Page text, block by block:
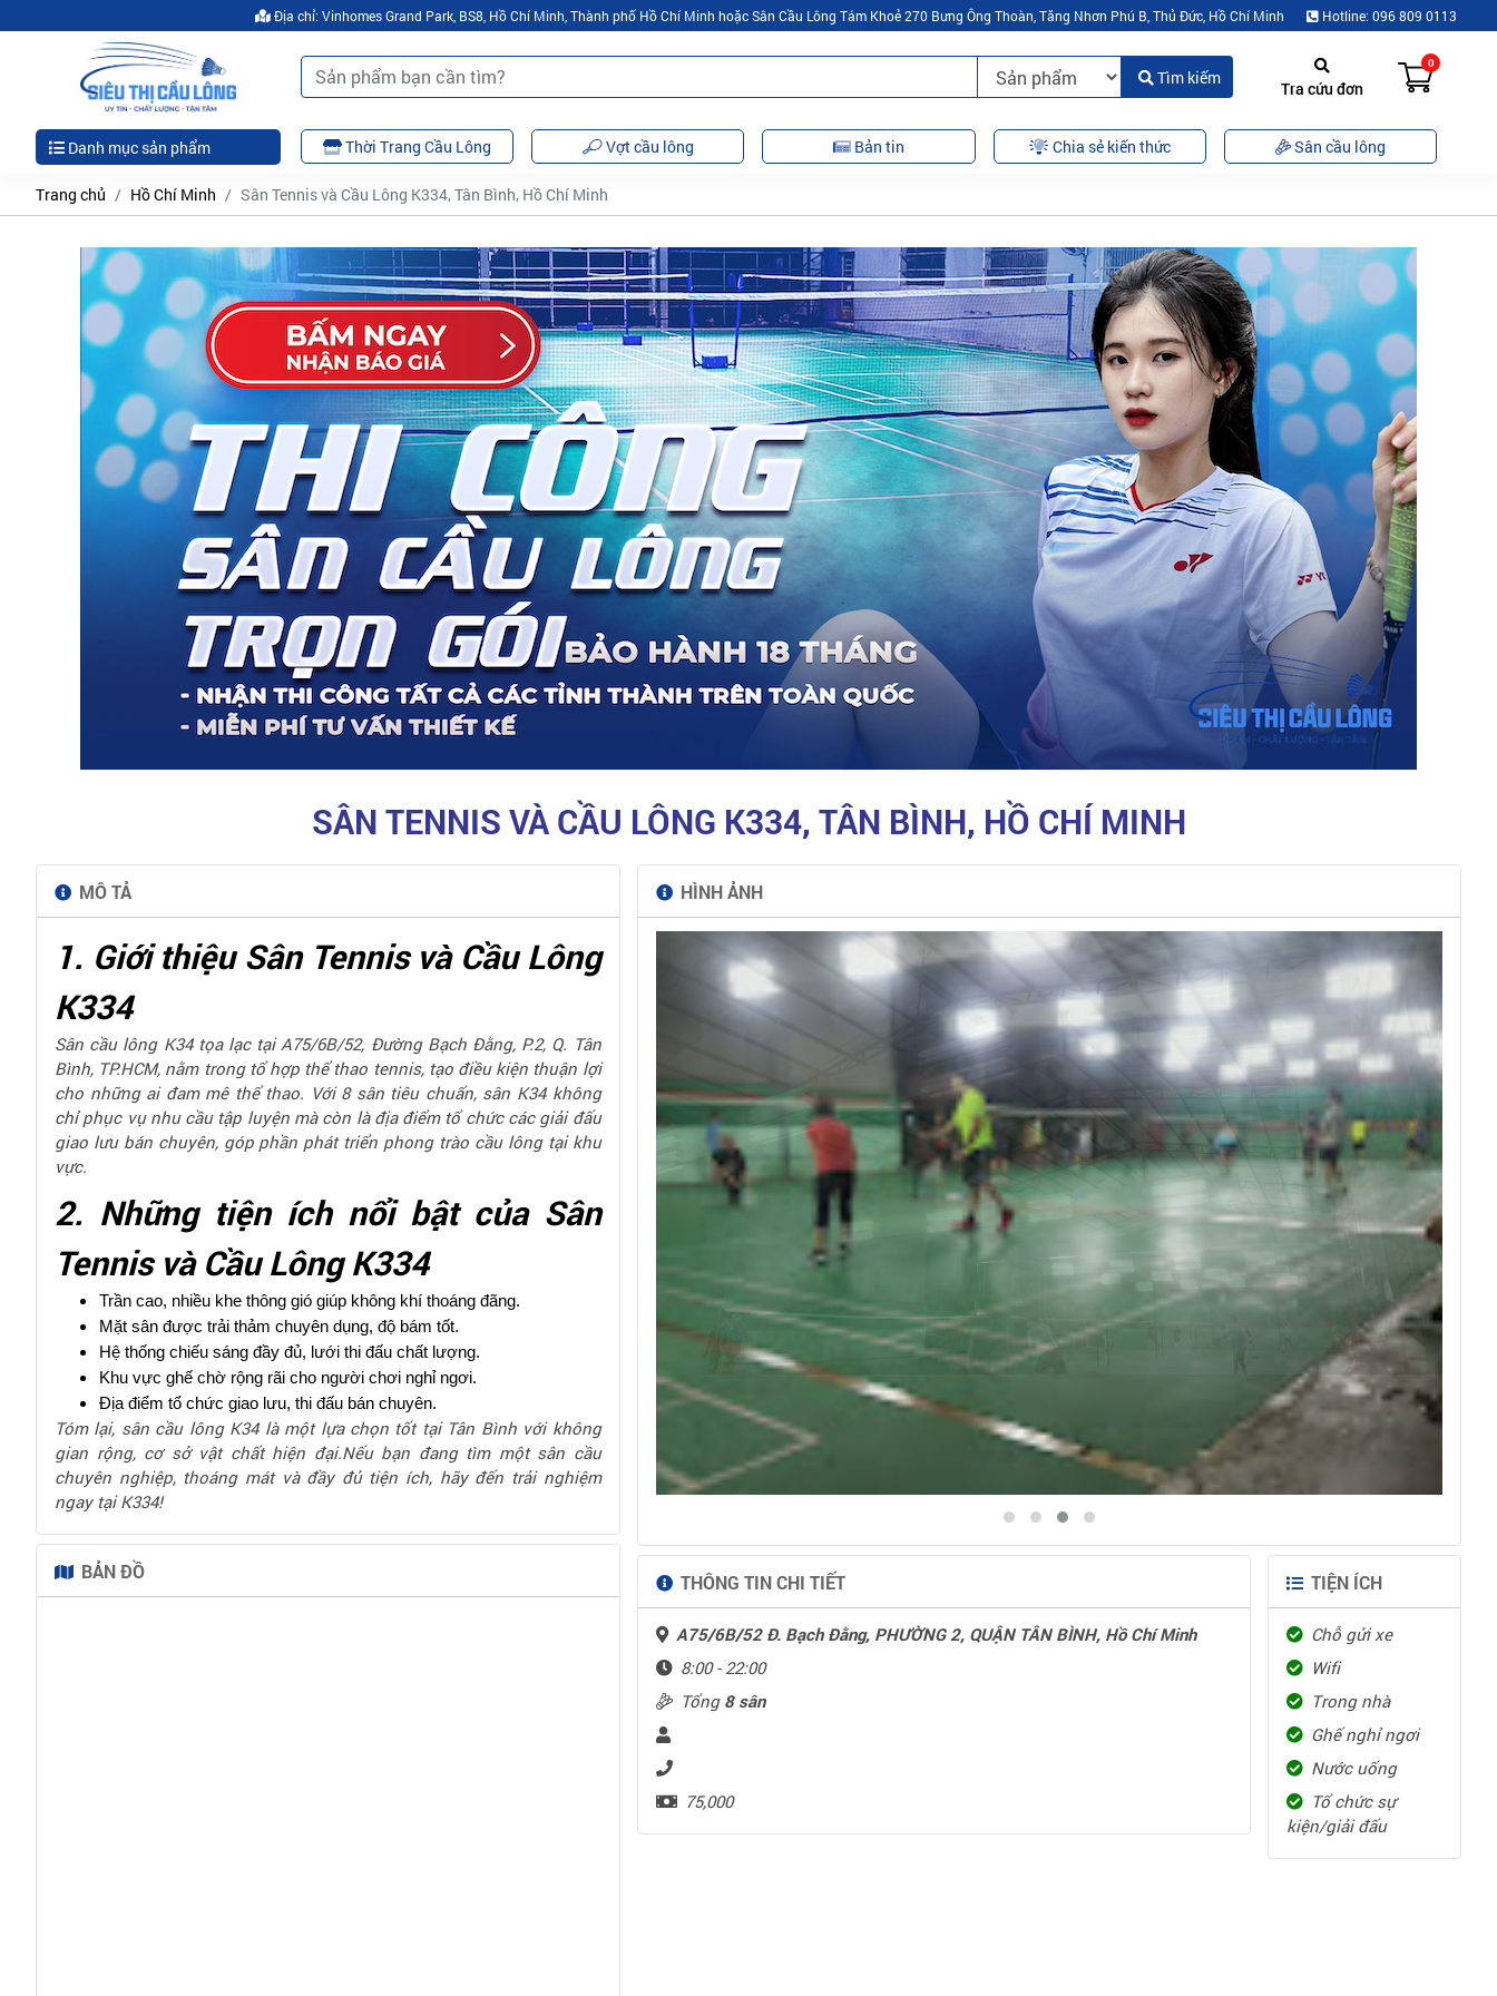
Địa chỉ: Vinhomes Grand Park, BS8, Hồ Chí Minh, Thành phố Hồ Chí Minh hoặc Sân Cầu Lông Tám Khoẻ 270 Bưng Ông Thoàn, Tăng Nhơn Phú B, Thủ Đức, Hồ Chí Minh Hotline: 096 809 0113
Tìm kiếm
Tra cứu đơn
0
Danh mục sản phẩm Thời Trang Cầu Lông Vợt cầu lông Bản tin Chia sẻ kiến thức Sân cầu lông
Trang chủ Hồ Chí Minh Sân Tennis và Cầu Lông K334, Tân Bình, Hồ Chí Minh
SÂN TENNIS VÀ CẦU LÔNG K334, TÂN BÌNH, HỒ CHÍ MINH
MÔ TẢ
1. Giới thiệu Sân Tennis và Cầu Lông
K334
Sân cầu lông K34 tọa lạc tại A75/6B/52, Đường Bạch Đằng, P.2, Q. Tân
Bình, TP.HCM, nằm trong tổ hợp thể thao tennis, tạo điều kiện thuận lợi
cho những ai đam mê thể thao. Với 8 sân tiêu chuẩn, sân K34 không
chỉ phục vụ nhu cầu tập luyện mà còn là địa điểm tổ chức các giải đấu
giao lưu bán chuyên, góp phần phát triển phong trào cầu lông tại khu
vực.
2. Những tiện ích nổi bật của Sân
Tennis và Cầu Lông K334
Trần cao, nhiều khe thông gió giúp không khí thoáng đãng.
Mặt sân được trải thảm chuyên dụng, độ bám tốt.
Hệ thống chiếu sáng đầy đủ, lưới thi đấu chất lượng.
Khu vực ghế chờ rộng rãi cho người chơi nghỉ ngơi.
Địa điểm tổ chức giao lưu, thi đấu bán chuyên.
Tóm lại, sân cầu lông K34 là một lựa chọn tốt tại Tân Bình với không
gian rộng, cơ sở vật chất hiện đại.Nếu bạn đang tìm một sân cầu
chuyên nghiệp, thoáng mát và đầy đủ tiện ích, hãy đến trải nghiệm
ngay tại K334!
BẢN ĐỒ
HÌNH ẢNH
THÔNG TIN CHI TIẾT
A75/6B/52 Đ. Bạch Đằng, PHƯỜNG 2, QUẬN TÂN BÌNH, Hồ Chí Minh
8:00 - 22:00
Tổng 8 sân
75,000
TIỆN ÍCH
Chỗ gửi xe
Wifi
Trong nhà
Ghế nghỉ ngơi
Nước uống
Tổ chức sự
kiện/giải đấu